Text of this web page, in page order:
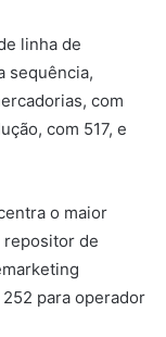
linha de
sequência,
com
com 517, e
o maior
repositor de
para operador